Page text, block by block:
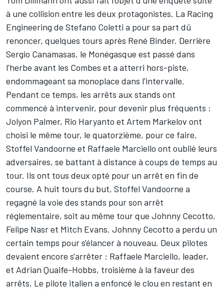
à une collision entre les deux protagonistes. La Racing
Engineering de Stefano Coletti a pour sa part dû
renoncer, quelques tours après René Binder. Derrière
Sergio Canamasas, le Monégasque est passé dans
l'herbe avant les Combes et a atterri hors-piste,
endommageant sa monoplace dans l'intervalle.
Pendant ce temps, les arrêts aux stands ont
commencé à intervenir, pour devenir plus fréquents :
Jolyon Palmer, Rio Haryanto et Artem Markelov ont
choisi le même tour, le quatorzième, pour ce faire.
Stoffel Vandoorne et Raffaele Marciello ont oublié leurs
adversaires, se battant à distance à coups de temps au
tour. Ils ont tous deux opté pour un arrêt en fin de
course. A huit tours du but, Stoffel Vandoorne a
regagné la voie des stands pour son arrêt
réglementaire, soit au même tour que Johnny Cecotto,
Felipe Nasr et Mitch Evans. Johnny Cecotto a perdu un
certain temps pour s'élancer à nouveau. Deux pilotes
devaient encore s'arrêter : Raffaele Marciello, leader,
et Adrian Quaife-Hobbs, troisième à la faveur des
arrêts. Le pilote italien a enfoncé le clou en restant en